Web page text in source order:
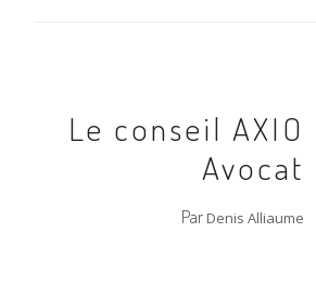
Le conseil AXIO
Avocat
Par Denis Alliaume